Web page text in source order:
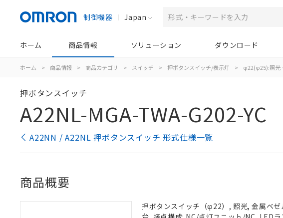
制御機器 Japan
ホーム 商品情報 ソリューション ダウンロード
ホーム > 商品情報 > 商品カテゴリ > スイッチ > 押ボタンスイッチ/表示灯 > φ22(φ25):照光
押ボタンスイッチ
A22NL-MGA-TWA-G202-YC
A22NN / A22NL 押ボタンスイッチ 形式仕様一覧
商品概要
押ボタンスイッチ（φ22）, 照光, 金属ベ